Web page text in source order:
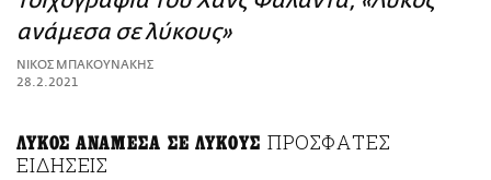
ΑΜΠΑ
PRINT
ανάμεσα σε λύκους»
ΝΙΚΟΣ ΜΠΑΚΟΥΝΑΚΗΣ
28.2.2021
ΛΥΚΟΣ ΑΝΑΜΕΣΑ ΣΕ ΛΥΚΟΥΣ ΠΡΟΣΦΑΤΕΣ
ΕΙΔΗΣΕΙΣ